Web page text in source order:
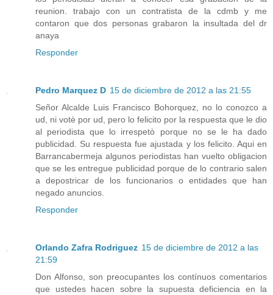
reunion. trabajo con un contratista de la cdmb y me
contaron que dos personas grabaron la insultada del dr
anaya
Responder
Pedro Marquez D 15 de diciembre de 2012 a las 21:55
Señor Alcalde Luis Francisco Bohorquez, no lo conozco a
ud, ni votè por ud, pero lo felicito por la respuesta que le dio
al periodista que lo irrespetò porque no se le ha dado
publicidad. Su respuesta fue ajustada y los felicito. Aqui en
Barrancabermeja algunos periodistas han vuelto obligacion
que se les entregue publicidad porque de lo contrario salen
a depostricar de los funcionarios o entidades que han
negado anuncios.
Responder
Orlando Zafra Rodriguez 15 de diciembre de 2012 a las
21:59
Don Alfonso, son preocupantes los contínuos comentarios
que ustedes hacen sobre la supuesta deficiencia en la